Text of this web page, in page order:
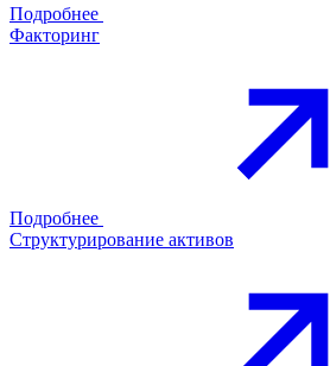
Подробнее
Факторинг
Подробнее
Структурирование активов